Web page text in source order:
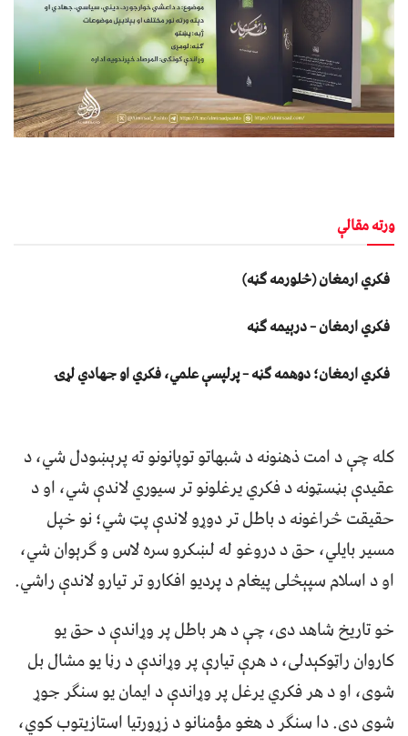
ورته مقالې
فکري ارمغان (څلورمه ګڼه)
فکري ارمغان – درېیمه ګڼه
فکري ارمغان؛ دوهمه ګڼه – پرلپسې علمي، فکري او جهادي لړۍ
کله چې د امت ذهنونه د شبهاتو توپانونو ته پرېښودل شي، د
عقیدې بڼسټونه د فکري یرغلونو تر سیوري لاندې شي، او د
حقیقت څراغونه د باطل تر دوړو لاندې پټ شي؛ نو خپل
مسیر بایلي، حق د دروغو له لښکرو سره لاس و ګرېوان شي،
او د اسلام سپېڅلی پیغام د پردیو افکارو تر تیارو لاندې راشي.
خو تاریخ شاهد دی، چې د هر باطل پر وړاندې د حق یو
کاروان راټوکېدلی، د هرې تیارې پر وړاندې د رڼا یو مشال بل
شوی، او د هر فکري یرغل پر وړاندې د ایمان یو سنګر جوړ
شوی دی. دا سنګر د هغو مؤمنانو د زړورتیا استازیتوب کوي،